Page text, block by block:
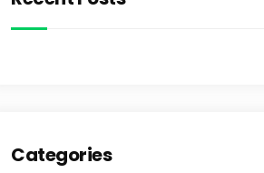
Categories